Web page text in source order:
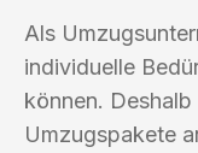
Als
individuelle
können.
Umzugspakete